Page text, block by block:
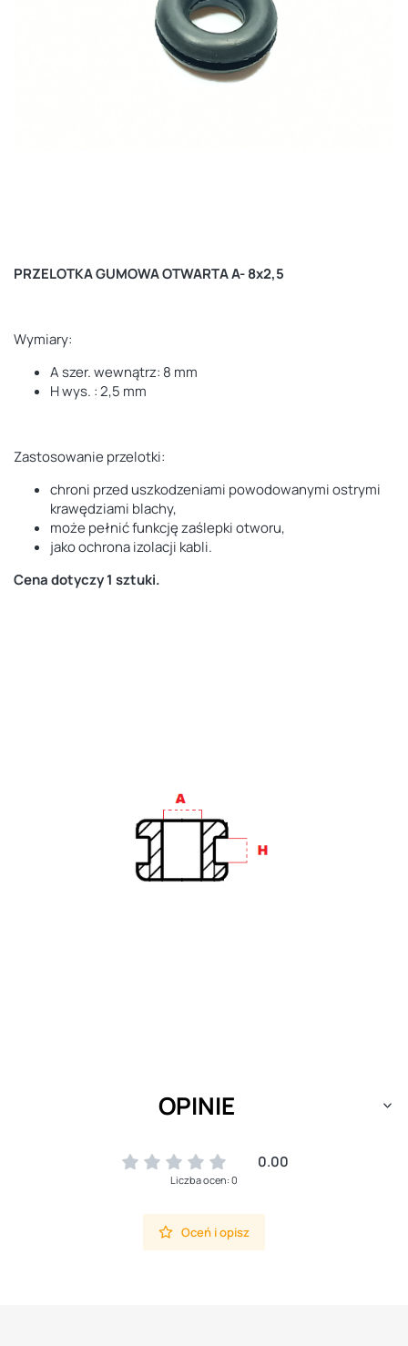
PRZELOTKA GUMOWA OTWARTA A- 8x2,5
Wymiary:
A szer. wewnątrz: 8 mm
H wys. : 2,5 mm
Zastosowanie przelotki:
chroni przed uszkodzeniami powodowanymi ostrymi
krawędziami blachy,
może pełnić funkcję zaślepki otworu,
jako ochrona izolacji kabli.
Cena dotyczy 1 sztuki.
OPINIE
0.00
Liczba ocen: 0
Oceń i opisz